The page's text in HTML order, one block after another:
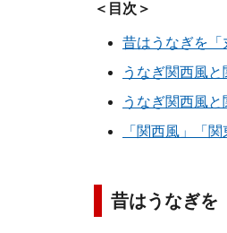
＜目次＞
昔はうなぎを
うなぎ関西風
うなぎ関西風
「関西風」「
昔はうなぎを